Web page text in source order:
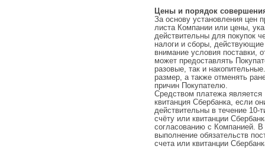
Цены и порядок
За основу установления цен
листа Компании или цены,
действительны для покупок
налоги и сборы,
внимание условия поставки,
может предоставлять
разовые, так и
размер, а также отменять
причин Покупателю.
Средством платежа является
квитанция Сбербанка, если
действительны в течение 10-
счёту или квитанции
согласованию с Компанией. В
выполнение обязательств
счета или квитанции